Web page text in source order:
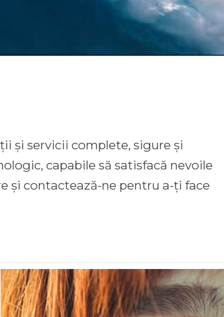
și servicii complete, sigure și
capabile să satisfacă nevoile
și contactează-ne pentru a-ți face